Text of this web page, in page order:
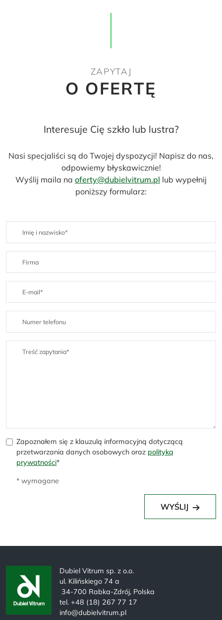
ZAPYTAJ
O OFERTĘ
Interesuje Cię szkło lub lustra?
Nasi specjaliści są do Twojej dyspozycji! Napisz do nas,
odpowiemy błyskawicznie!
Wyślij maila na oferty@dubielvitrum.pl lub wypełnij
poniższy formularz:
Zapoznałem się z klauzulą informacyjną dotyczącą
przetwarzania danych osobowych oraz polityką
prywatności*
* wymagane
WYŚLIJ
Dubiel Vitrum sp. z o.o.
ul. Kilińskiego 74 a
34-700 Rabka-Zdrój, Polska
tel. +48 (18) 267 77 17
info@dubielvitrum.pl